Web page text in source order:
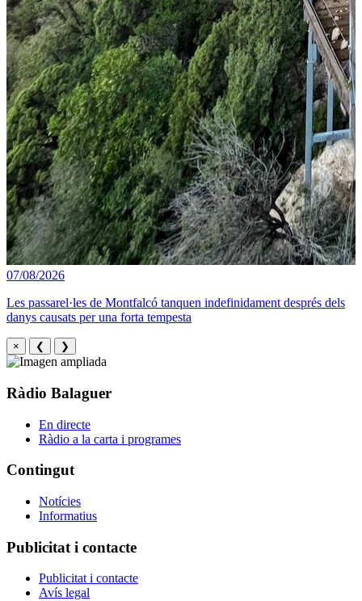
07/08/2026
Les passarel·les de Montfalcó tanquen indefinidament després dels
danys causats per una forta tempesta
× ❮ ❯
Ràdio Balaguer
En directe
Ràdio a la carta i programes
Contingut
Notícies
Informatius
Publicitat i contacte
Publicitat i contacte
Avís legal